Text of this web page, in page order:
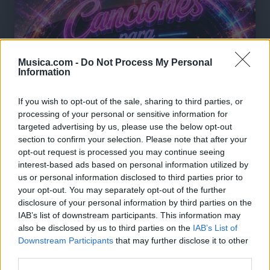
Musica.com - Do Not Process My Personal
Information
If you wish to opt-out of the sale, sharing to third parties, or
processing of your personal or sensitive information for
targeted advertising by us, please use the below opt-out
section to confirm your selection. Please note that after your
opt-out request is processed you may continue seeing
interest-based ads based on personal information utilized by
us or personal information disclosed to third parties prior to
your opt-out. You may separately opt-out of the further
disclosure of your personal information by third parties on the
IAB’s list of downstream participants. This information may
also be disclosed by us to third parties on the IAB’s List of
Downstream Participants that may further disclose it to other
🪐🚀 Canciones para Ver las Estrellas:
Psicodelia y Space Rock 🎸✨
🌌🚀 Viaje intergaláctico: la mejor selección de
psicodelia, space rock y atmósferas cósmicas para
tus noches de astronomía. 🪐🎸 Desconecta, mira